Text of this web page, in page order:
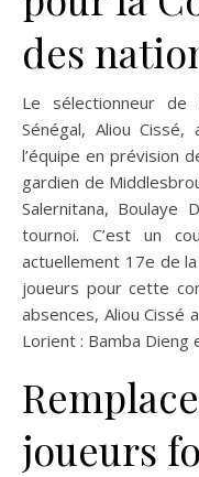
des
Le sélectionneur de l’équipe nationale de football du
Sénégal, Aliou
l’équipe en prévision
gardien de
Salernitana,
tournoi. C’est un
actuellement 17e de
joueurs pour cette
absences, Aliou Cissé
Lorient : Bamba Dieng
joueurs